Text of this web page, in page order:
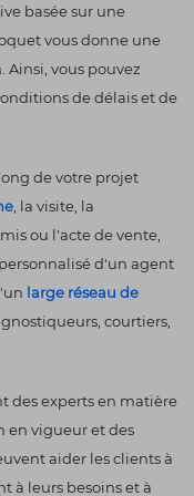
basée sur une
vous donne une
vous pouvez
de délais et de
de votre projet
, la visite, la
ou l'acte de vente,
d'un agent
large réseau de
courtiers,
des experts en matière
en vigueur et des
aider les clients à
à leurs besoins et à